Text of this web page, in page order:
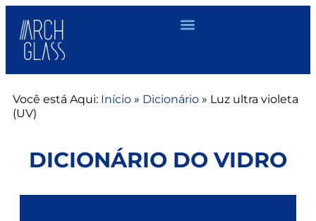
Você está Aqui: Início » Dicionário » Luz ultra violeta
(UV)
DICIONÁRIO DO VIDRO